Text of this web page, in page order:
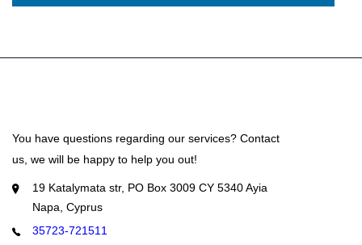
You have questions regarding our services? Contact
us, we will be happy to help you out!
19 Katalymata str, PO Box 3009 CY 5340 Ayia
Napa, Cyprus
35723-721511